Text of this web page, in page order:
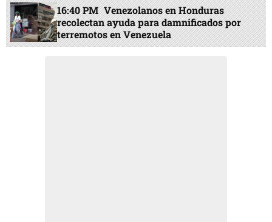
16:40 PM Venezolanos en Honduras
recolectan ayuda para damnificados por
terremotos en Venezuela